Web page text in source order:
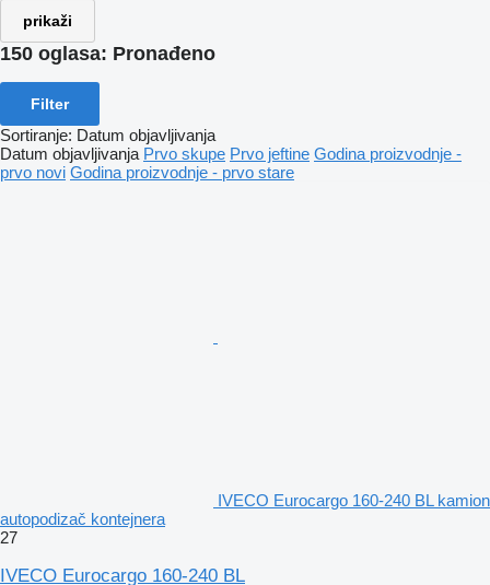
prikaži
150 oglasa: Pronađeno
Filter
Sortiranje: Datum objavljivanja
Datum objavljivanja Prvo skupe Prvo jeftine Godina proizvodnje -
prvo novi Godina proizvodnje - prvo stare
IVECO Eurocargo 160-240 BL kamion
autopodizač kontejnera
27
IVECO Eurocargo 160-240 BL